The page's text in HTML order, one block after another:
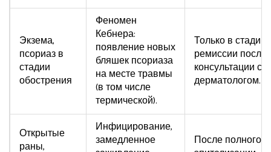
Экзема,
псориаз в
стадии
обострения
Феномен
Кебнера:
появление новых
бляшек псориаза
на месте травмы
(в том числе
термической).
Только в стадии
ремиссии после
консультации с
дерматологом.
Открытые
раны,
Инфицирование,
замедленное
После полного